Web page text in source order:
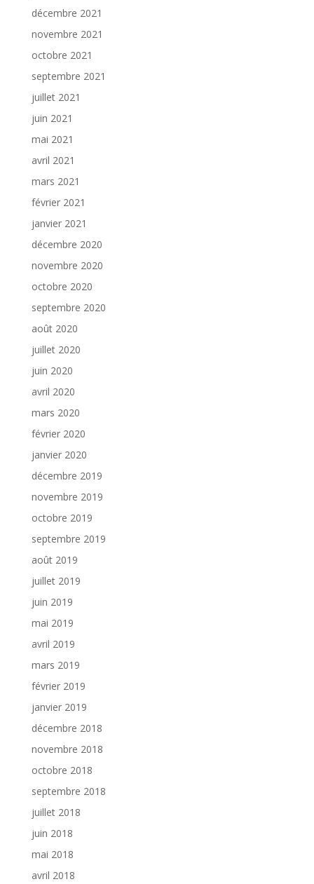
décembre 2021
novembre 2021
octobre 2021
septembre 2021
juillet 2021
juin 2021
mai 2021
avril 2021
mars 2021
février 2021
janvier 2021
décembre 2020
novembre 2020
octobre 2020
septembre 2020
août 2020
juillet 2020
juin 2020
avril 2020
mars 2020
février 2020
janvier 2020
décembre 2019
novembre 2019
octobre 2019
septembre 2019
août 2019
juillet 2019
juin 2019
mai 2019
avril 2019
mars 2019
février 2019
janvier 2019
décembre 2018
novembre 2018
octobre 2018
septembre 2018
juillet 2018
juin 2018
mai 2018
avril 2018